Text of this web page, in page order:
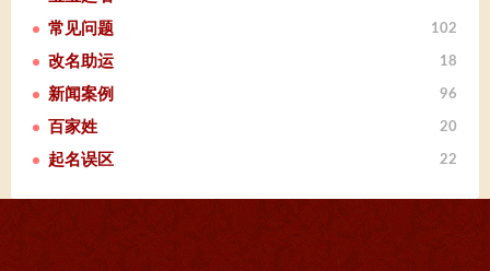
常见问题 102
改名助运 18
新闻案例 96
百家姓 20
起名误区 22